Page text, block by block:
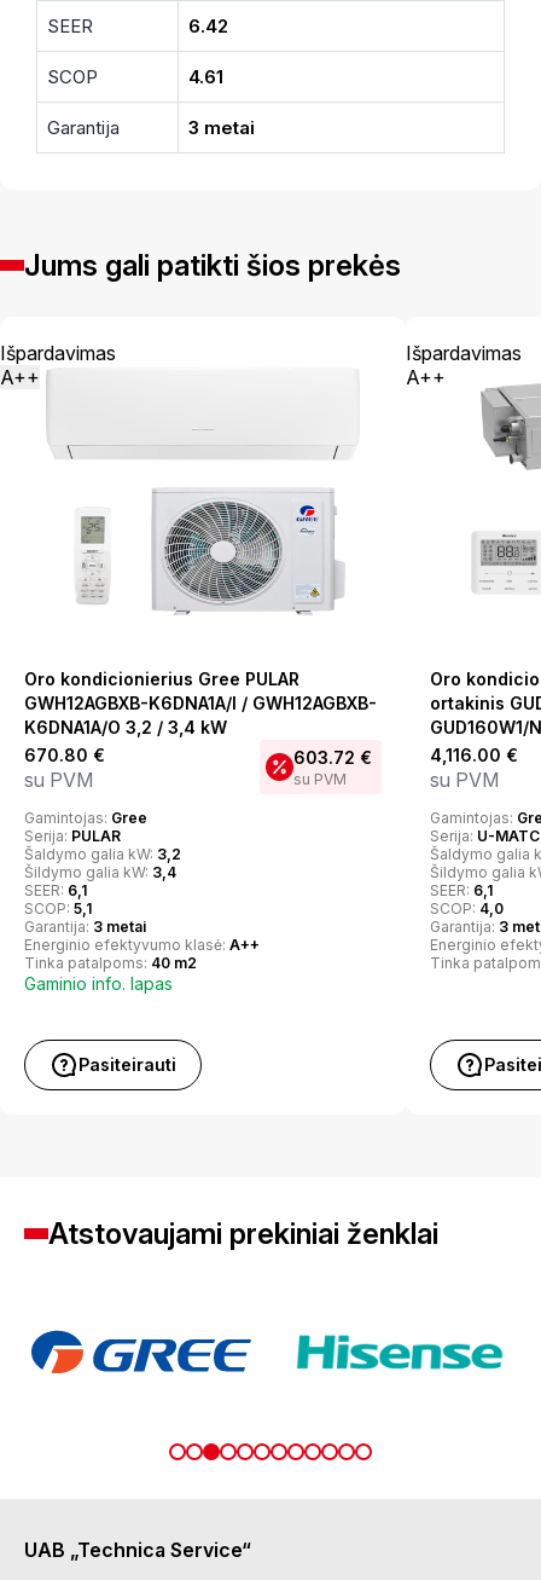
SEER 6.42
SCOP 4.61
Garantija 3 metai
Jums gali patikti šios prekės
Išpardavimas
A++
Oro kondicionierius Gree PULAR
GWH12AGBXB-K6DNA1A/I / GWH12AGBXB-
K6DNA1A/O 3,2 / 3,4 kW
670.80 €
su PVM
603.72 €
su PVM
Gamintojas: Gree
Serija: PULAR
Šaldymo galia kW: 3,2
Šildymo galia kW: 3,4
SEER: 6,1
SCOP: 5,1
Garantija: 3 metai
Energinio efektyvumo klasė: A++
Tinka patalpoms: 40 m2
Gaminio info. lapas
Pasiteirauti
Išpardavimas
A++
Oro
ortakinis
GUD160W1/
4,116.00 €
su PVM
Gamintojas:
Serija: U-
Šaldymo galia
Šildymo galia
SEER: 6,1
SCOP: 4,0
Garantija: 3
Energinio
Tinka
Atstovaujami prekiniai ženklai
UAB „Technica Service“